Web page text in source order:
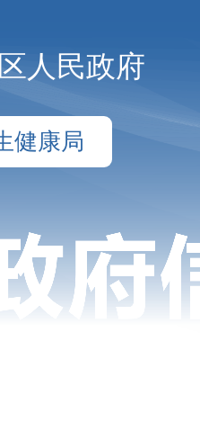
人民政府
健康局